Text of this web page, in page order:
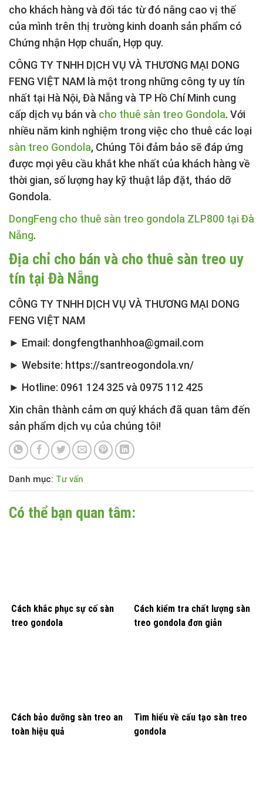
cho khách hàng và đối tác từ đó nâng cao vị thế
của mình trên thị trường kinh doanh sản phẩm có
Chứng nhận Hợp chuẩn, Hợp quy.
CÔNG TY TNHH DỊCH VỤ VÀ THƯƠNG MẠI DONG
FENG VIỆT NAM là một trong những công ty uy tín
nhất tại Hà Nội, Đà Nẵng và TP Hồ Chí Minh cung
cấp dịch vụ bán và cho thuê sàn treo Gondola. Với
nhiều năm kinh nghiệm trong việc cho thuê các loại
sàn treo Gondola, Chúng Tôi đảm bảo sẽ đáp ứng
được mọi yêu cầu khắt khe nhất của khách hàng về
thời gian, số lượng hay kỹ thuật lắp đặt, tháo dỡ
Gondola.
DongFeng cho thuê sàn treo gondola ZLP800 tại Đà
Nẵng.
Địa chỉ cho bán và cho thuê sàn treo uy
tín tại Đà Nẵng
CÔNG TY TNHH DỊCH VỤ VÀ THƯƠNG MẠI DONG
FENG VIỆT NAM
► Email: dongfengthanhhoa@gmail.com
► Website: https://santreogondola.vn/
► Hotline: 0961 124 325 và 0975 112 425
Xin chân thành cảm ơn quý khách đã quan tâm đến
sản phẩm dịch vụ của chúng tôi!
Danh mục: Tư vấn
Có thể bạn quan tâm:
Cách khắc phục sự cố sàn
treo gondola
Cách kiểm tra chất lượng sàn
treo gondola đơn giản
Cách bảo dưỡng sàn treo an
toàn hiệu quả
Tìm hiểu về cấu tạo sàn treo
gondola